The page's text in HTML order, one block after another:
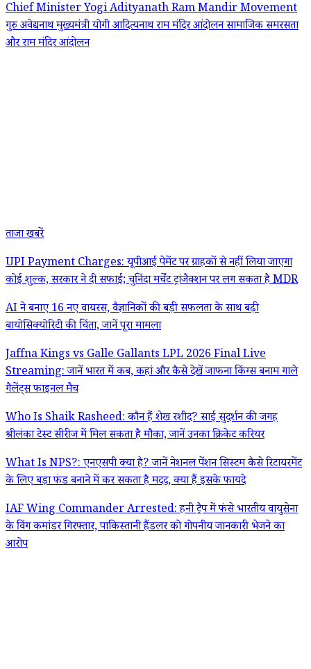
Chief Minister Yogi AdityanathRam Mandir Movement
गुरु अवेद्यनाथमुख्यमंत्री योगी आदित्यनाथराम मंदिर आंदोलनसामाजिक समरसता
और राम मंदिर आंदोलन
ताजा खबरें
UPI Payment Charges: यूपीआई पेमेंट पर ग्राहकों से नहीं लिया जाएगा
कोई शुल्क, सरकार ने दी सफाई; चुनिंदा मर्चेंट ट्रांजैक्शन पर लग सकता है MDR
AI ने बनाए 16 नए वायरस, वैज्ञानिकों की बड़ी सफलता के साथ बढ़ी
बायोसिक्योरिटी की चिंता, जानें पूरा मामला
Jaffna Kings vs Galle Gallants LPL 2026 Final Live
Streaming: जानें भारत में कब, कहां और कैसे देखें जाफना किंग्स बनाम गाले
गैलेंट्स फाइनल मैच
Who Is Shaik Rasheed: कौन हैं शेख रशीद? साई सुदर्शन की जगह
श्रीलंका टेस्ट सीरीज में मिल सकता है मौका, जानें उनका क्रिकेट करियर
What Is NPS?: एनएसपी क्या है? जानें नेशनल पेंशन सिस्टम कैसे रिटायरमेंट
के लिए बड़ा फंड बनाने में कर सकता है मदद, क्या हैं इसके फायदे
IAF Wing Commander Arrested: हनी ट्रैप में फंसे भारतीय वायुसेना
के विंग कमांडर गिरफ्तार, पाकिस्तानी हैंडलर को गोपनीय जानकारी भेजने का
आरोप